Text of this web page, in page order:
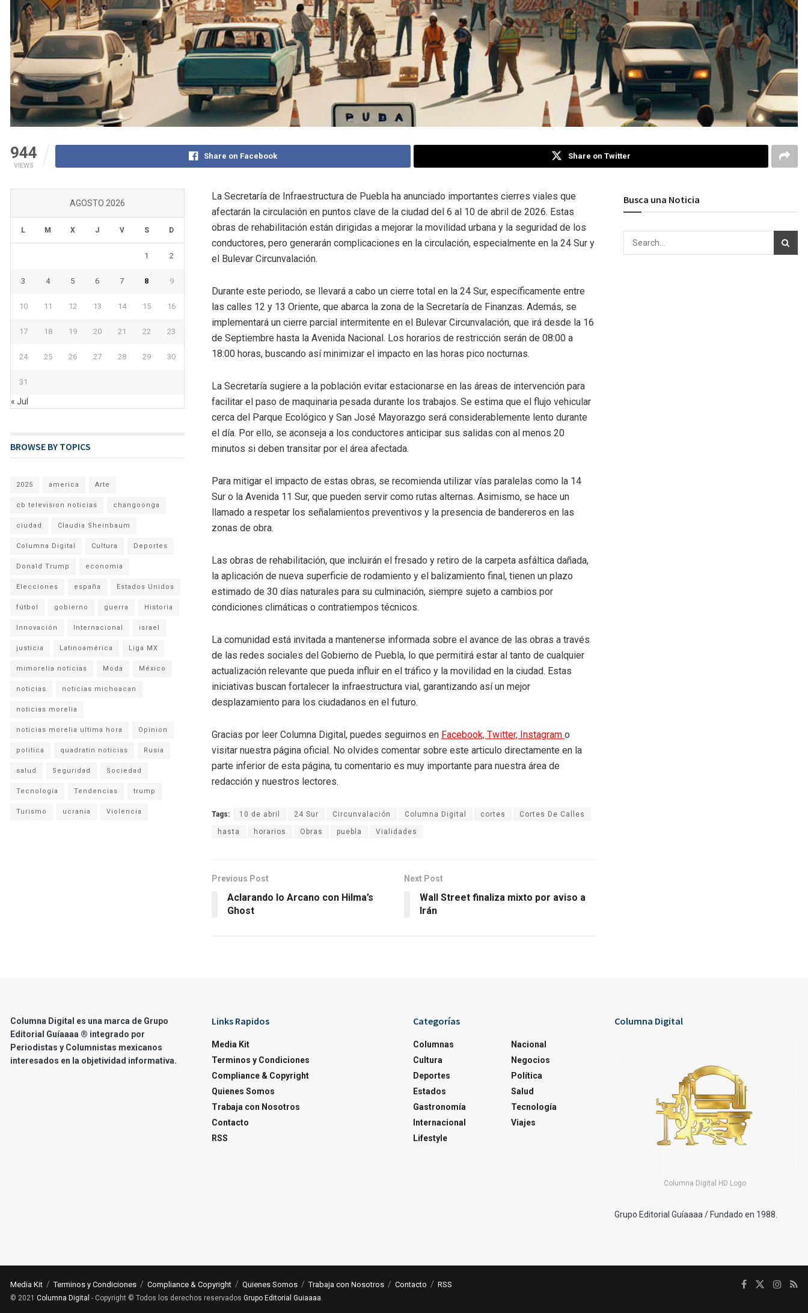
944
VIEWS
Share on Facebook Share on Twitter
La Secretaría de Infraestructura de Puebla ha anunciado importantes cierres viales que
afectarán la circulación en puntos clave de la ciudad del 6 al 10 de abril de 2026. Estas
obras de rehabilitación están dirigidas a mejorar la movilidad urbana y la seguridad de los
conductores, pero generarán complicaciones en la circulación, especialmente en la 24 Sur y
el Bulevar Circunvalación.
Durante este periodo, se llevará a cabo un cierre total en la 24 Sur, específicamente entre
las calles 12 y 13 Oriente, que abarca la zona de la Secretaría de Finanzas. Además, se
implementará un cierre parcial intermitente en el Bulevar Circunvalación, que irá desde la 16
de Septiembre hasta la Avenida Nacional. Los horarios de restricción serán de 08:00 a
18:00 horas, buscando así minimizar el impacto en las horas pico nocturnas.
La Secretaría sugiere a la población evitar estacionarse en las áreas de intervención para
facilitar el paso de maquinaria pesada durante los trabajos. Se estima que el flujo vehicular
cerca del Parque Ecológico y San José Mayorazgo será considerablemente lento durante
el día. Por ello, se aconseja a los conductores anticipar sus salidas con al menos 20
minutos si deben transitar por el área afectada.
Para mitigar el impacto de estas obras, se recomienda utilizar vías paralelas como la 14
Sur o la Avenida 11 Sur, que pueden servir como rutas alternas. Asimismo, se hace un
llamado a respetar los señalamientos preventivos y la presencia de bandereros en las
zonas de obra.
Las obras de rehabilitación, que incluirán el fresado y retiro de la carpeta asfáltica dañada,
la aplicación de nueva superficie de rodamiento y el balizamiento final, tienen un plazo
estimado de 30 días naturales para su culminación, siempre sujeto a cambios por
condiciones climáticas o contratiempos técnicos.
La comunidad está invitada a mantenerse informada sobre el avance de las obras a través
de las redes sociales del Gobierno de Puebla, lo que permitirá estar al tanto de cualquier
actualización relevante que pueda influir en el tráfico y la movilidad en la ciudad. Estas
iniciativas buscan fortalecer la infraestructura vial, garantizando así un mejor
desplazamiento para los ciudadanos en el futuro.
Gracias por leer Columna Digital, puedes seguirnos en Facebook, Twitter, Instagram o
visitar nuestra página oficial. No olvides comentar sobre este articulo directamente en la
parte inferior de esta página, tu comentario es muy importante para nuestra área de
redacción y nuestros lectores.
Tags: 10 de abril 24 Sur Circunvalación Columna Digital cortes Cortes De Calles
hasta horarios Obras puebla Vialidades
Previous Post
Aclarando lo Arcano con Hilma’s
Ghost
Next Post
Wall Street finaliza mixto por aviso a
Irán
AGOSTO 2026
L M X J V S D
1 2
3 4 5 6 7 8 9
10 11 12 13 14 15 16
17 18 19 20 21 22 23
24 25 26 27 28 29 30
31
« Jul
BROWSE BY TOPICS
2025 america Arte
cb television noticias changoonga
ciudad Claudia Sheinbaum
Columna Digital Cultura Deportes
Donald Trump economia
Elecciones españa Estados Unidos
fútbol gobierno guerra Historia
Innovación Internacional israel
justicia Latinoamérica Liga MX
mimorelia noticias Moda México
noticias noticias michoacan
noticias morelia
noticias morelia ultima hora Opinion
politica quadratin noticias Rusia
salud Seguridad Sociedad
Tecnología Tendencias trump
Turismo ucrania Violencia
Busca una Noticia
Columna Digital es una marca de Grupo
Editorial Guíaaaa ® integrado por
Periodistas y Columnistas mexicanos
interesados en la objetividad informativa.
Links Rapidos
Media Kit
Terminos y Condiciones
Compliance & Copyright
Quienes Somos
Trabaja con Nosotros
Contacto
RSS
Categorías
Columnas
Cultura
Deportes
Estados
Gastronomía
Internacional
Lifestyle
Nacional
Negocios
Política
Salud
Tecnología
Viajes
Columna Digital
Columna Digital HD Logo
Grupo Editorial Guíaaaa / Fundado en 1988.
Media Kit Terminos y Condiciones Compliance & Copyright Quienes Somos Trabaja con Nosotros Contacto RSS
© 2021 Columna Digital - Copyright © Todos los derechos reservados Grupo Editorial Guiaaaa